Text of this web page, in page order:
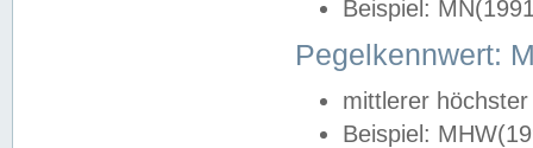
Beispiel:
Pegelkennwert:
mittlerer
Beispiel: